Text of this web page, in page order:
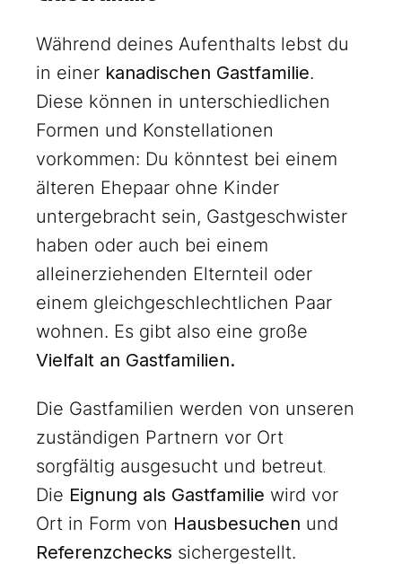
Während deines Aufenthalts lebst du
in einer kanadischen Gastfamilie.
Diese können in unterschiedlichen
Formen und Konstellationen
vorkommen: Du könntest bei einem
älteren Ehepaar ohne Kinder
untergebracht sein, Gastgeschwister
haben oder auch bei einem
alleinerziehenden Elternteil oder
einem gleichgeschlechtlichen Paar
wohnen. Es gibt also eine große
Vielfalt an Gastfamilien.
Die Gastfamilien werden von unseren
zuständigen Partnern vor Ort
sorgfältig ausgesucht und betreut
Die Eignung als Gastfamilie wird vor
Ort in Form von Hausbesuchen und
Referenzchecks sichergestellt.